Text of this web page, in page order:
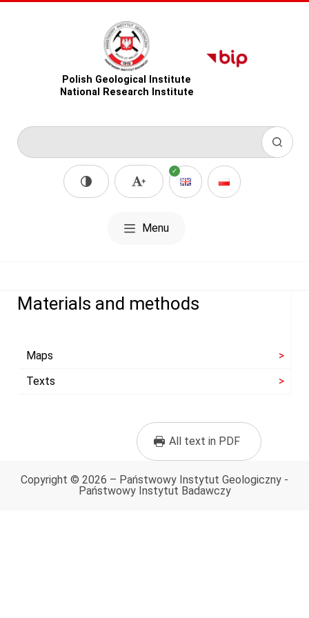
Polish Geological Institute
National Research Institute
Menu
Materials and methods
Maps
Texts
All text in PDF
Copyright © 2026 – Państwowy Instytut Geologiczny -
Państwowy Instytut Badawczy